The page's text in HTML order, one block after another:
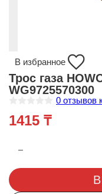
В избранное
Трос газа
WG9725570300
ц
е
и
з
5
0 отзывов
1415 ₸
Количество товара